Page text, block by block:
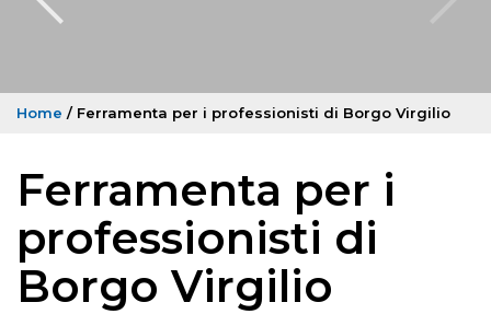
Home / Ferramenta per i professionisti di Borgo Virgilio
Ferramenta per i
professionisti di
Borgo Virgilio